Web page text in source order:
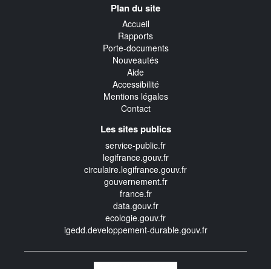
Plan du site
Accueil
Rapports
Porte-documents
Nouveautés
Aide
Accessibilité
Mentions légales
Contact
Les sites publics
service-public.fr
legifrance.gouv.fr
circulaire.legifrance.gouv.fr
gouvernement.fr
france.fr
data.gouv.fr
ecologie.gouv.fr
igedd.developpement-durable.gouv.fr